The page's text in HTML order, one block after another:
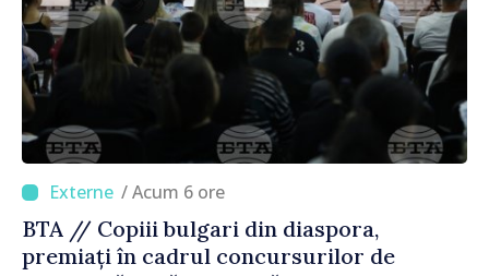
/ Acum 6 ore
BTA // Copiii bulgari din diaspora,
premiați în cadrul concursurilor de